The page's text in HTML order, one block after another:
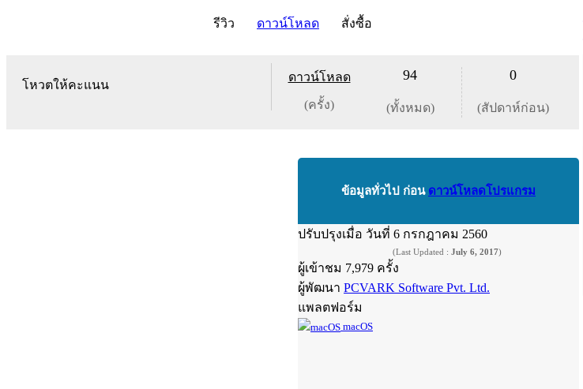
รีวิว ดาวน์โหลด สั่งซื้อ
โหวตให้คะแนน
ดาวน์โหลด
(ครั้ง)
94
(ทั้งหมด)
0
(สัปดาห์ก่อน)
ข้อมูลทั่วไป ก่อน ดาวน์โหลดโปรแกรม
ปรับปรุงเมื่อ วันที่ 6 กรกฎาคม 2560
(Last Updated : July 6, 2017)
ผู้เข้าชม 7,979 ครั้ง
ผู้พัฒนา PCVARK Software Pvt. Ltd.
แพลตฟอร์ม
macOS